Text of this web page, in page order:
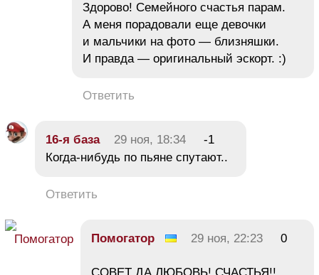
Здорово! Семейного счастья парам.
А меня порадовали еще девочки
и мальчики на фото — близняшки.
И правда — оригинальный эскорт. :)
Ответить
16-я база 29 ноя, 18:34
-1
Когда-нибудь по пьяне спутают..
Ответить
Помогатор 29 ноя, 22:23 0